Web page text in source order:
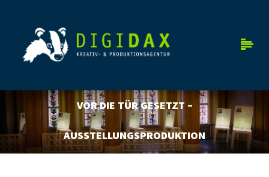
VOR DIE TÜR GESETZT –
AUSSTELLUNGSPRODUKTION